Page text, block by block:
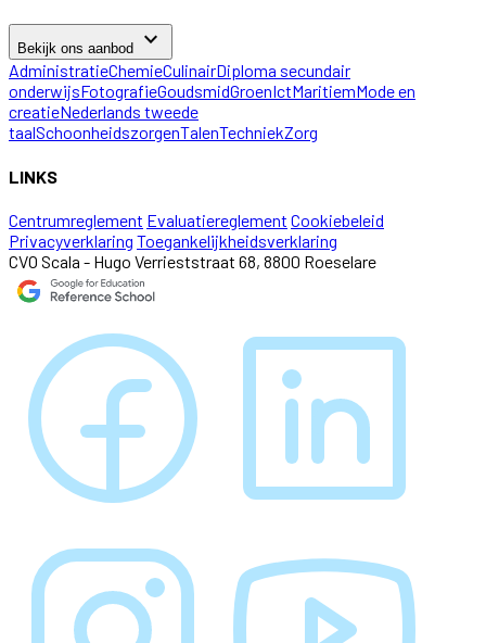
Bekijk ons aanbod keyboard_arrow_down
AdministratieChemieCulinairDiploma secundair
onderwijsFotografieGoudsmidGroenIctMaritiemMode en
creatieNederlands tweede
taalSchoonheidszorgenTalenTechniekZorg
LINKS
Centrumreglement Evaluatiereglement Cookiebeleid
Privacyverklaring Toegankelijkheidsverklaring
CVO Scala - Hugo Verrieststraat 68, 8800 Roeselare